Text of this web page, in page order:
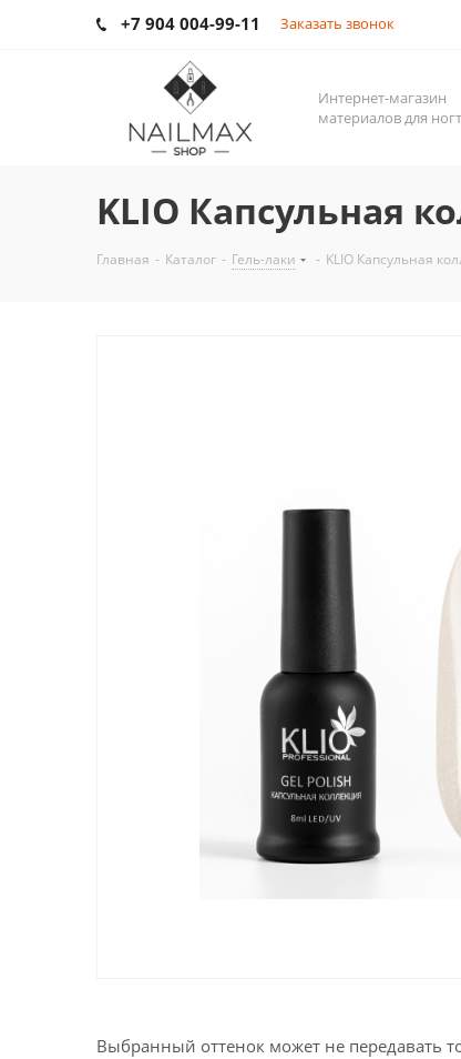
+7 904 004-99-11 Заказать звонок
Интернет-магазин
материалов для
KLIO Капсульная
Главная - Каталог - Гель-лаки - KLIO Капсульная
Выбранный оттенок может не передавать